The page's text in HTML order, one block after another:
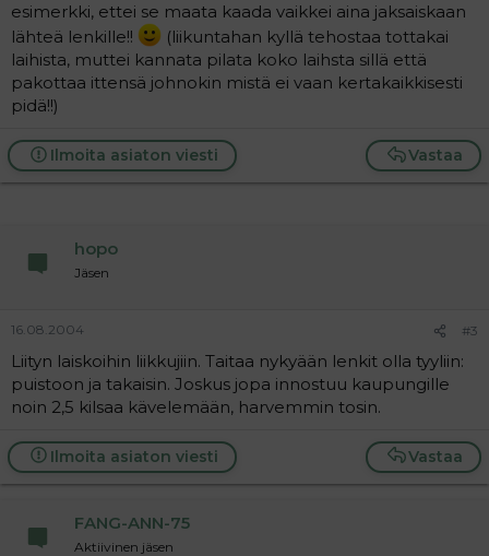
esimerkki, ettei se maata kaada vaikkei aina jaksaiskaan
lähteä lenkille!!
(liikuntahan kyllä tehostaa tottakai
laihista, muttei kannata pilata koko laihsta sillä että
pakottaa ittensä johnokin mistä ei vaan kertakaikkisesti
pidä!!)
Vastaa
Ilmoita asiaton viesti
hopo
Jäsen
16.08.2004 #3
Liityn laiskoihin liikkujiin. Taitaa nykyään lenkit olla tyyliin:
puistoon ja takaisin. Joskus jopa innostuu kaupungille
noin 2,5 kilsaa kävelemään, harvemmin tosin.
Vastaa
Ilmoita asiaton viesti
FANG-ANN-75
Aktiivinen jäsen